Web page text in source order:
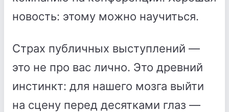
новость: этому можно научиться.
Страх публичных выступлений —
это не про вас лично. Это древний
инстинкт: для нашего мозга выйти
на сцену перед десятками глаз —